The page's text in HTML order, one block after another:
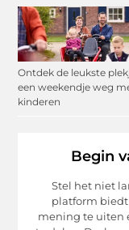
Ontdek de leukste
een weekendje weg
kinderen
Begin
Stel het niet
platform
mening te uiten